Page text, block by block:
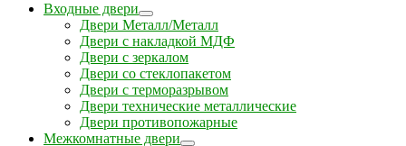
Входные двери
Двери Металл/Металл
Двери с накладкой МДФ
Двери с зеркалом
Двери со стеклопакетом
Двери с терморазрывом
Двери технические металлические
Двери противопожарные
Межкомнатные двери